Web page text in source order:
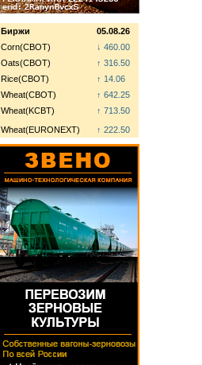
Биржи
05.08.26
Corn(CBOT)
↓ 460.00
Oats(CBOT)
↑ 316.50
Rice(CBOT)
↑ 14.06
Wheat(CBOT)
↑ 642.25
Wheat(KCBT)
↑ 713.50
Wheat(EURONEXT)
↑ 222.50